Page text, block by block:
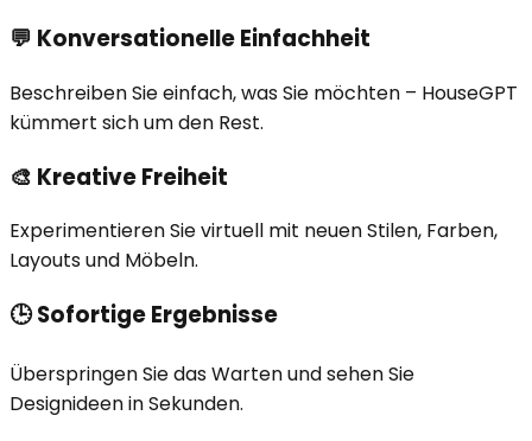
💬 Konversationelle Einfachheit
Beschreiben Sie einfach, was Sie möchten – HouseGPT
kümmert sich um den Rest.
🎨 Kreative Freiheit
Experimentieren Sie virtuell mit neuen Stilen, Farben,
Layouts und Möbeln.
🕒Sofortige Ergebnisse
Überspringen Sie das Warten und sehen Sie
Designideen in Sekunden.